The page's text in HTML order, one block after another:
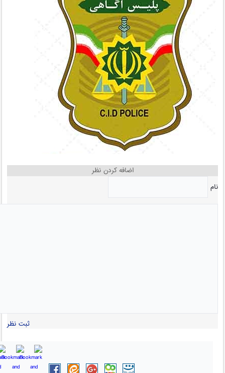
اضافه کردن نظر
نام
ثبت نظر